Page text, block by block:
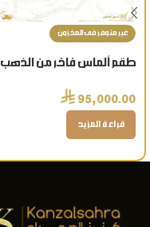
غير متوفر فى المخزون
طقم ألماس فاخر من الذهب
والأعراس الفخمة
⃁ 95,000.00
قراءة المزيد